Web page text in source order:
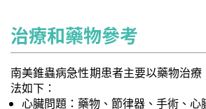
治療和藥物參考
南美錐蟲病急性期患者主要以藥物治
法如下：
心臟問題：藥物、節律器、手術、心